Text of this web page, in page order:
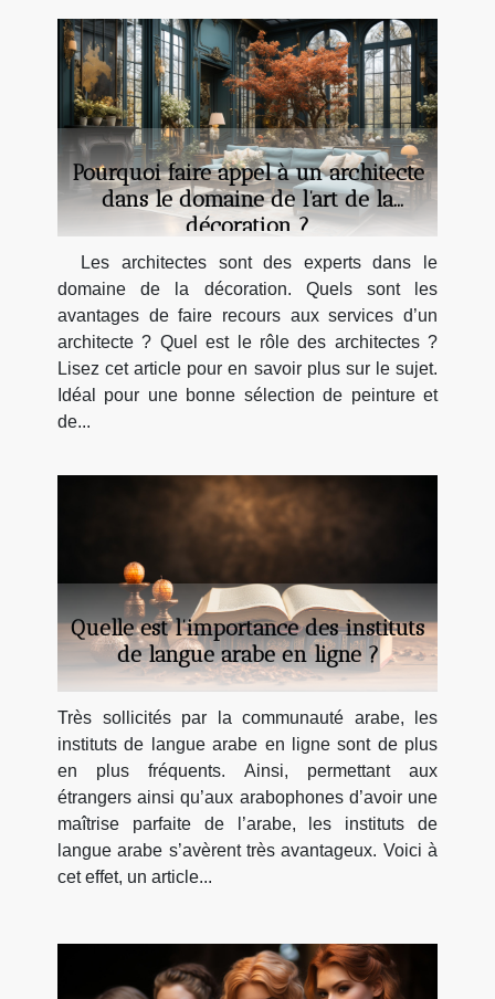
Pourquoi faire appel à un architecte
dans le domaine de l’art de la
décoration ?
Les architectes sont des experts dans le
domaine de la décoration. Quels sont les
avantages de faire recours aux services d’un
architecte ? Quel est le rôle des architectes ?
Lisez cet article pour en savoir plus sur le sujet.
Idéal pour une bonne sélection de peinture et
de...
Quelle est l’importance des instituts
de langue arabe en ligne ?
Très sollicités par la communauté arabe, les
instituts de langue arabe en ligne sont de plus
en plus fréquents. Ainsi, permettant aux
étrangers ainsi qu’aux arabophones d’avoir une
maîtrise parfaite de l’arabe, les instituts de
langue arabe s’avèrent très avantageux. Voici à
cet effet, un article...